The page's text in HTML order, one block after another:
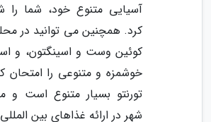
آسیایی متنوع خود، شما
کرد. همچنین می توانید در
کوئین وست و اسینگتون، و
خوشمزه و متنوعی را امتحان
تورنتو بسیار متنوع است
شهر در ارائه غذاهای بین